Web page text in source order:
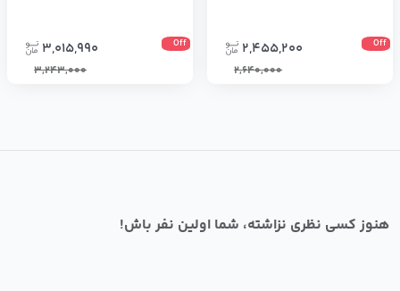
Off
2,455,200
2,640,000
Off
3,015,990
3,243,000
هنوز کسی نظری نزاشته، شما اولین نفر باش!